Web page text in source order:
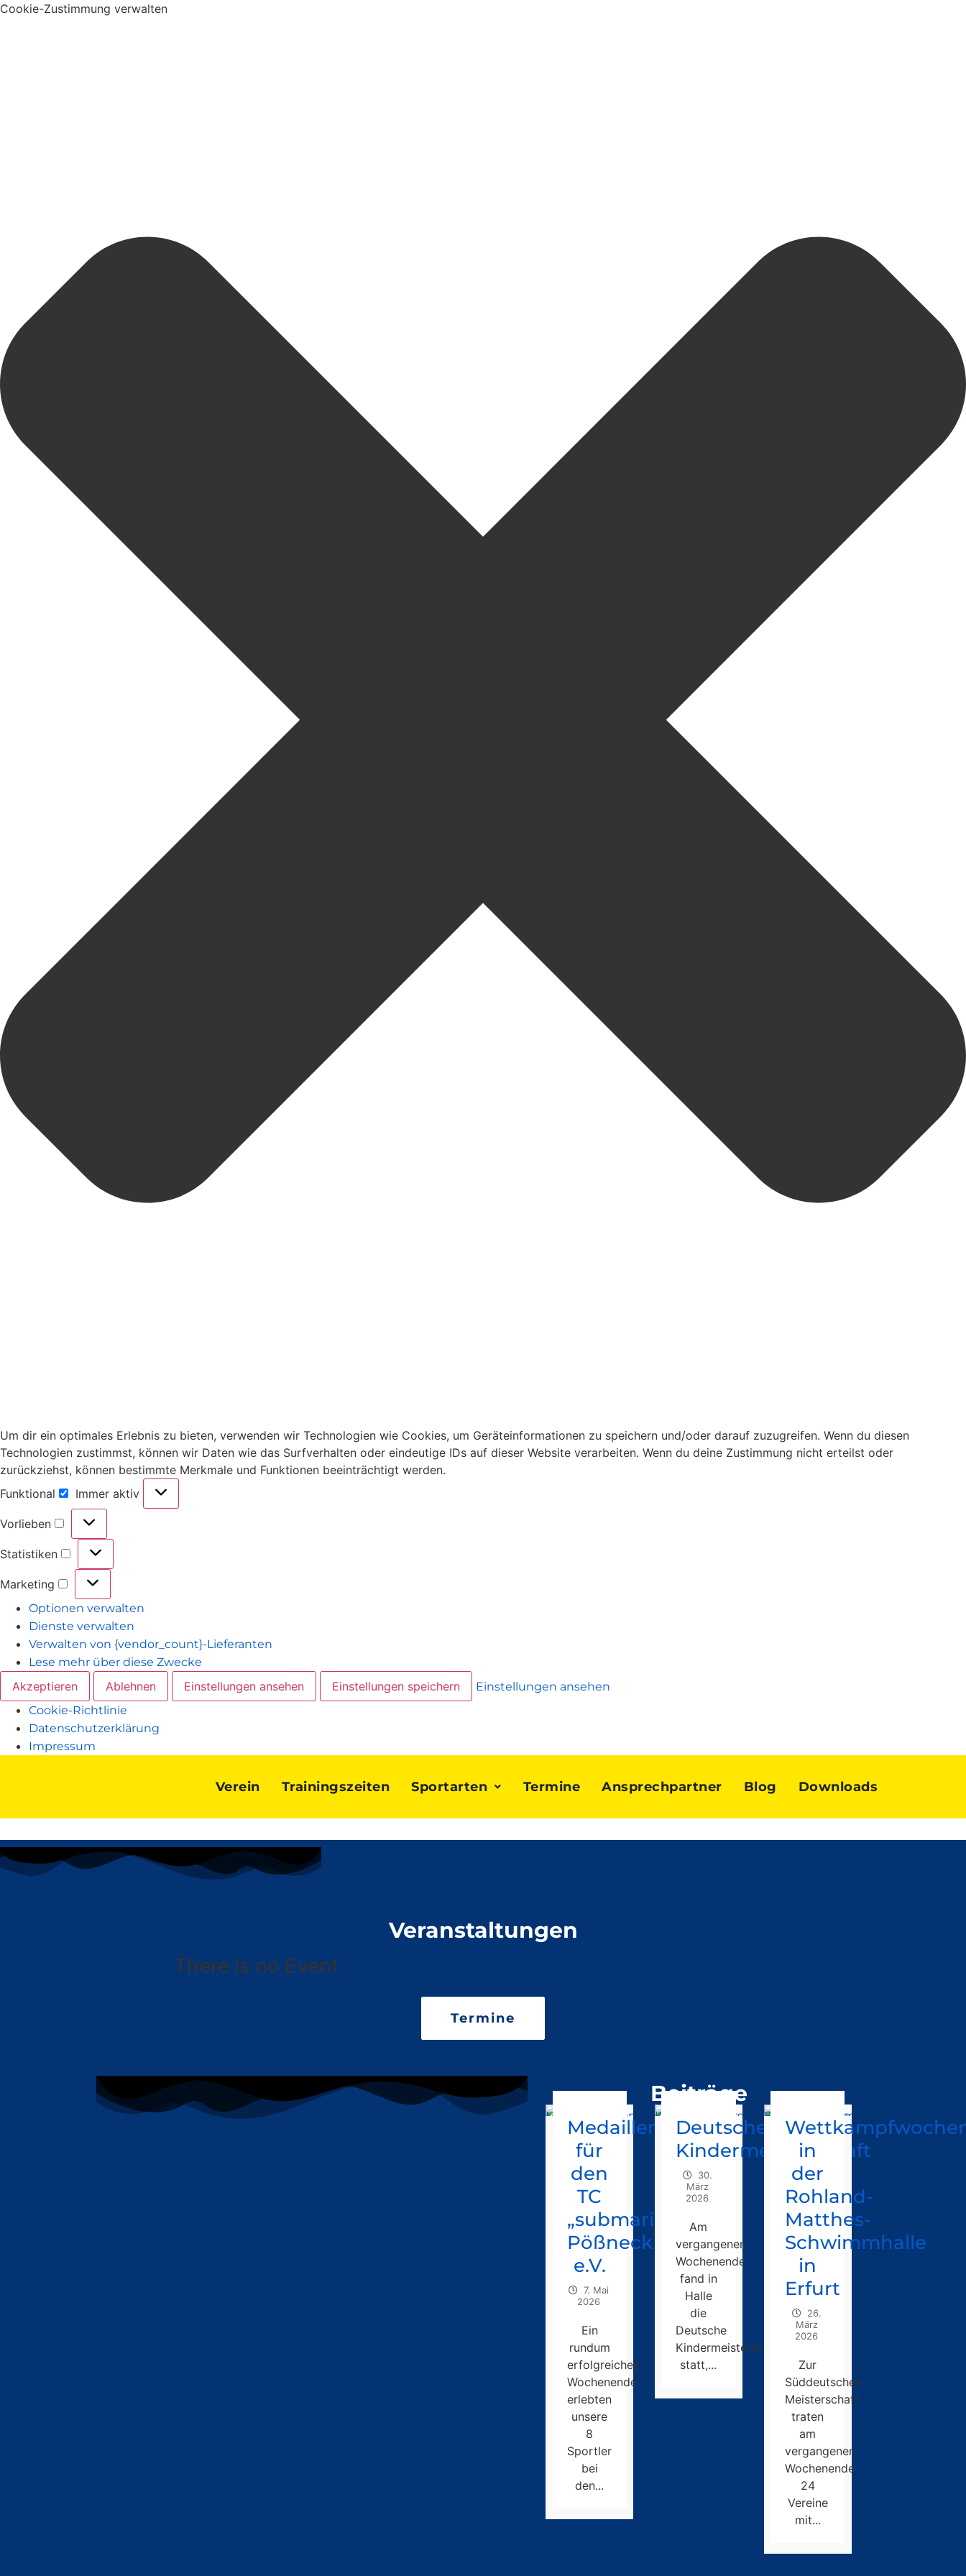
Cookie-Zustimmung verwalten
Um dir ein optimales Erlebnis zu bieten, verwenden wir Technologien wie Cookies, um Geräteinformationen zu speichern und/oder darauf zuzugreifen. Wenn du diesen
Technologien zustimmst, können wir Daten wie das Surfverhalten oder eindeutige IDs auf dieser Website verarbeiten. Wenn du deine Zustimmung nicht erteilst oder
zurückziehst, können bestimmte Merkmale und Funktionen beeinträchtigt werden.
Funktional
Immer aktiv
Vorlieben
Statistiken
Marketing
Optionen verwalten
Dienste verwalten
Verwalten von {vendor_count}-Lieferanten
Lese mehr über diese Zwecke
Akzeptieren Ablehnen Einstellungen ansehen Einstellungen speichern
Einstellungen ansehen
Cookie-Richtlinie
Datenschutzerklärung
Impressum
Verein Trainingszeiten Sportarten Termine Ansprechpartner Blog Downloads
Veranstaltungen
There is no Event
Termine
Beiträge
Medaillenregen
für
den
TC
„submarin“
Pößneck
e.V.
7. Mai
2026
Ein
rundum
erfolgreiches
Wochenende
erlebten
unsere
8
Sportler
bei
den...
Deutsche
Kindermeisterschaft
30.
März
2026
Am
vergangenen
Wochenende
fand in
Halle
die
Deutsche
Kindermeisterschaft
statt,...
in
der
Rohland-
Matthes-
Schwimmhalle
in
Erfurt
26.
März
2026
Zur
Süddeutschen
Meisterschaft
traten
am
vergangenen
Wochenende
24
Vereine
mit...